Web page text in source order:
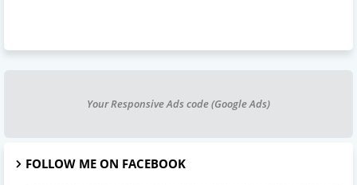
Your Responsive Ads code (Google Ads)
FOLLOW ME ON FACEBOOK